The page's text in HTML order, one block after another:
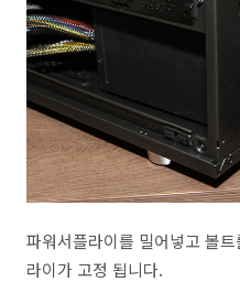
파워서플라이를 밀어넣고 볼
라이가 고정 됩니다.